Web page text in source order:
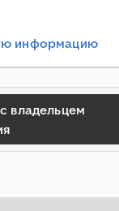
информацию